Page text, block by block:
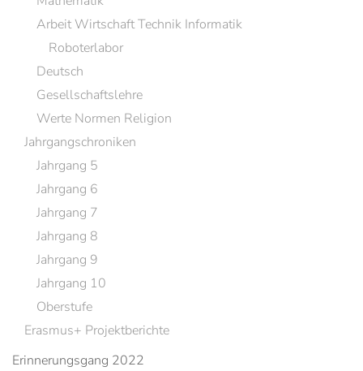
Arbeit Wirtschaft Technik Informatik
Roboterlabor
Deutsch
Gesellschaftslehre
Werte Normen Religion
Jahrgangschroniken
Jahrgang 5
Jahrgang 6
Jahrgang 7
Jahrgang 8
Jahrgang 9
Jahrgang 10
Oberstufe
Erasmus+ Projektberichte
Erinnerungsgang 2022